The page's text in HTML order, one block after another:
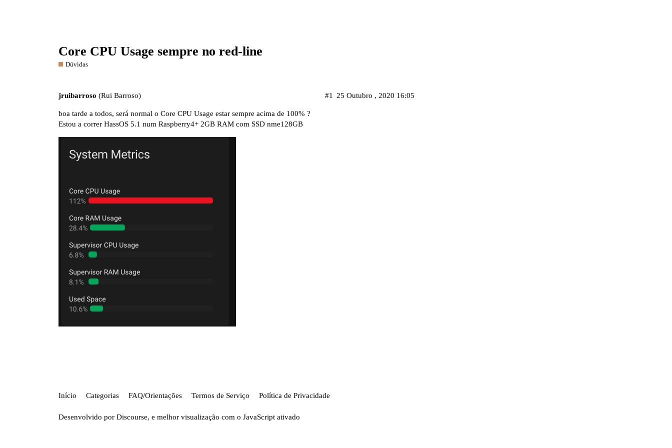
Core CPU Usage sempre no red-line
Dúvidas
jruibarroso (Rui Barroso) 25 Outubro , 2020 16:05
#1
boa tarde a todos, será normal o Core CPU Usage estar sempre acima de 100% ?
Estou a correr HassOS 5.1 num Raspberry4+ 2GB RAM com SSD nme128GB
Início Categorias FAQ/Orientações Termos de Serviço Política de Privacidade
Desenvolvido por Discourse, e melhor visualização com o JavaScript ativado